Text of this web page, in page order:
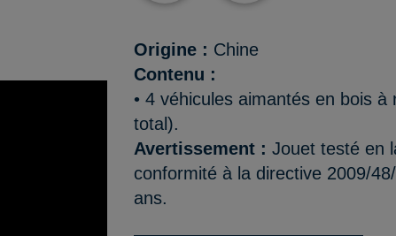
Origine : Chine
Contenu :
• 4 véhicules aimantés en bois
total).
Avertissement :Jouet testé en
conformité à la directive 2009/
ans.